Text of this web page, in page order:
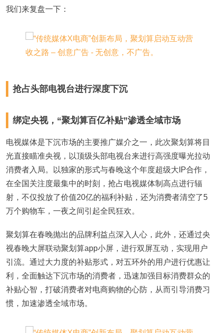
我们来复盘一下：
抢占头部电视台进行深度下沉
绑定央视，“聚划算百亿补贴”渗透全域市场
电视媒体是下沉市场的主要推广媒介之一，此次聚划算将目
光直接瞄准央视，以顶级头部电视台来进行高强度曝光拉动
消费者入局。以独家的形式与春晚这个年度超级大IP合作，
在全国关注度最集中的时刻，抢占电视媒体制高点进行辐
射，不仅投放了价值20亿的福利补贴，还为消费者清空了5
万个购物车，一夜之间引起全民狂欢。
聚划算在春晚抛出的品牌利益点深入人心，此外，还通过央
视春晚大屏联动聚划算app小屏，进行双屏互动，实现用户
引流。通过大力度的补贴形式，对五环外的用户进行优惠让
利，全面触达下沉市场的消费者，迅速加强目标消费群众的
补贴心智，打破消费者对电商购物的心防，从而引导消费习
惯，加速渗透全域市场。